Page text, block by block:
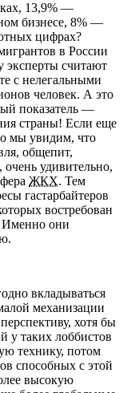
13,9% —
бизнесе, 8% —
цифрах?
в России
эксперты считают
с нелегальными
человек. А это
показатель —
страны! Если еще
мы увидим, что
общепит,
очень удивительно,
ЖКХ. Тем
гастарбайтеров
востребован
Именно они
вкладываться
механизации
хотя бы
у таких лоббистов
технику, потом
способных с этой
высокую